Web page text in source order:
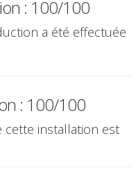
: 100/100
a été effectuée
: 100/100
cette installation est